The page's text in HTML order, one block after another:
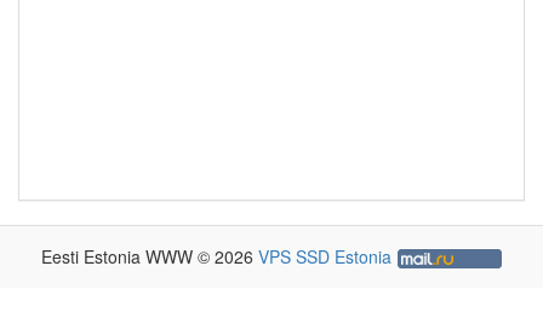
Eesti Estonia WWW © 2026 VPS SSD Estonia